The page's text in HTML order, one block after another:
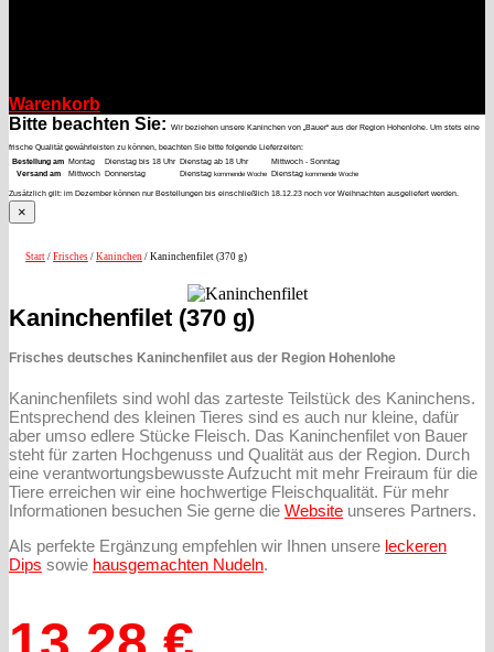
Warenkorb
Bitte beachten Sie:
Wir beziehen unsere Kaninchen von „Bauer“ aus der Region Hohenlohe. Um stets eine
frische Qualität gewährleisten zu können, beachten Sie bitte folgende Lieferzeiten:
Bestellung am
Montag Dienstag bis 18 Uhr Dienstag ab 18 Uhr
Mittwoch - Sonntag
Versand am
Mittwoch Donnerstag Dienstag kommende Woche Dienstag kommende Woche
Zusätzlich gilt: im Dezember können nur Bestellungen bis einschließlich 18.12.23 noch vor Weihnachten ausgeliefert werden.
×
Start / Frisches / Kaninchen / Kaninchenfilet (370 g)
Kaninchenfilet (370 g)
Frisches deutsches Kaninchenfilet aus der Region Hohenlohe
Kaninchenfilets sind wohl das zarteste Teilstück des Kaninchens.
Entsprechend des kleinen Tieres sind es auch nur kleine, dafür
aber umso edlere Stücke Fleisch. Das Kaninchenfilet von Bauer
steht für zarten Hochgenuss und Qualität aus der Region. Durch
eine verantwortungsbewusste Aufzucht mit mehr Freiraum für die
Tiere erreichen wir eine hochwertige Fleischqualität. Für mehr
Informationen besuchen Sie gerne die Website unseres Partners.
Als perfekte Ergänzung empfehlen wir Ihnen unsere leckeren
Dips sowie hausgemachten Nudeln.